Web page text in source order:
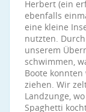
Herbert (ein
ebenfalls
eine kleine
nutzten.
unserem
schwimmen,
Boote
ziehen. Wir
Landzunge,
Spaghetti